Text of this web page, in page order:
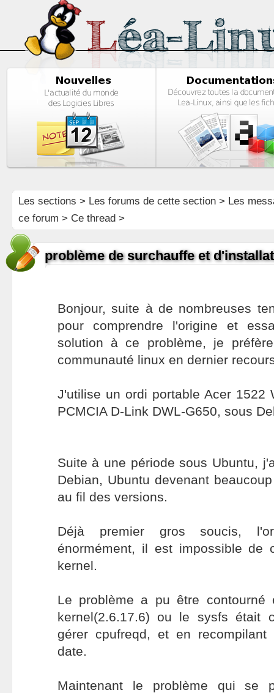
Les sections > Les forums de cette section> Les
ce forum > Ce thread >
problème de surchauffe et
Bonjour, suite à de nombreuses
pour comprendre l'origine et
solution à ce problème, je
communauté linux en dernier
J'utilise un ordi portable Acer 1522
PCMCIA D-Link DWL-G650, sous
Suite à une période sous Ubuntu,
Debian, Ubuntu devenant
au fil des versions.
Déjà premier gros soucis,
énormément, il est impossible de
kernel.
Le problème a pu être contourné
kernel(2.6.17.6) ou le sysfs était
gérer cpufreqd, et en
date.
Maintenant le problème qui se